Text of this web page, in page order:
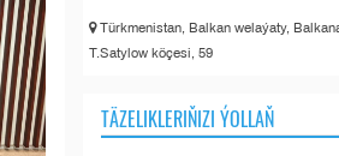
Türkmenistan, Balkan welaýaty,
T.Satylow köçesi, 59
TÄZELIKLERIŇIZI ÝOLLAŇ